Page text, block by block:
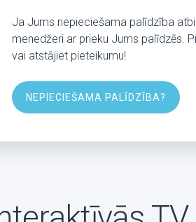
Ja Jums nepieciešama palīdzība
menedžeri ar prieku Jums palīdzēs.
vai atstājiet pieteikumu!
NEPIECIEŠAMA PALĪDZĪBA?